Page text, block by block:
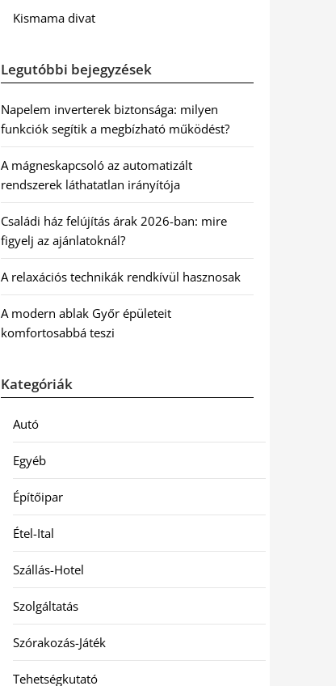
Kismama divat
Legutóbbi bejegyzések
Napelem inverterek biztonsága: milyen
funkciók segítik a megbízható működést?
A mágneskapcsoló az automatizált
rendszerek láthatatlan irányítója
Családi ház felújítás árak 2026-ban: mire
figyelj az ajánlatoknál?
A relaxációs technikák rendkívül hasznosak
A modern ablak Győr épületeit
komfortosabbá teszi
Kategóriák
Autó
Egyéb
Építőipar
Étel-Ital
Szállás-Hotel
Szolgáltatás
Szórakozás-Játék
Tehetségkutató